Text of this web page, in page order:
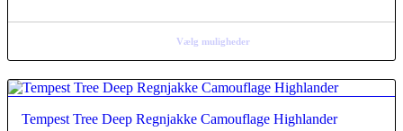
Vælg muligheder
Tempest Tree Deep Regnjakke Camouflage Highlander